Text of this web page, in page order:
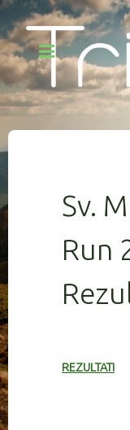
Sv.
Run
REZULTATI